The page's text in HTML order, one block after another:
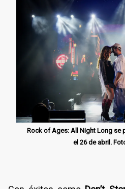
Rock of Ages: All Night Long se
el 26 de abril.